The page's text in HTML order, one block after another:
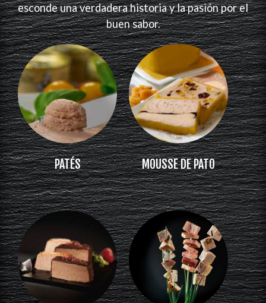
esconde una verdadera historia y la pasión por el
buen sabor.
PATÉS MOUSSE DE PATO